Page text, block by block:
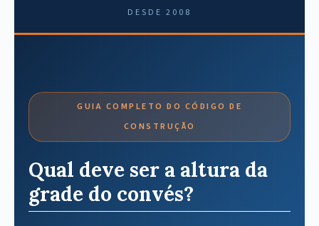
DESDE 2008
GUIA COMPLETO DO CÓDIGO DE
CONSTRUÇÃO
Qual deve ser a altura da
grade do convés?